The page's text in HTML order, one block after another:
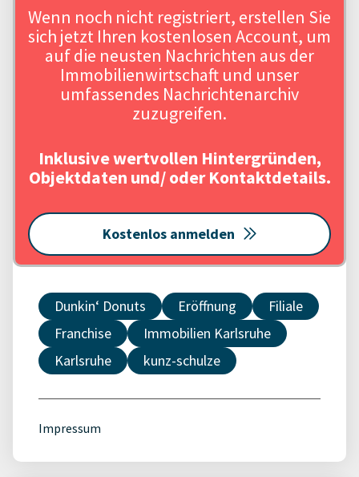
Wenn noch nicht registriert, erstellen Sie
sich jetzt Ihren kostenlosen Account, um
auf die neusten Nachrichten aus der
Immobilienwirtschaft und unser
umfassendes Nachrichtenarchiv
zuzugreifen.
Inklusive wertvollen Hintergründen,
Objektdaten und/ oder Kontaktdetails.
Kostenlos anmelden
Dunkin‘ Donuts Eröffnung
Filiale
Franchise
Immobilien Karlsruhe
Karlsruhe
kunz-schulze
Impressum